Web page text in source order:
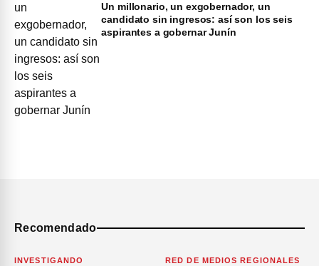
Un millonario, un exgobernador, un
candidato sin ingresos: así son los seis
aspirantes a gobernar Junín
Recomendado
INVESTIGANDO RED DE MEDIOS REGIONALES